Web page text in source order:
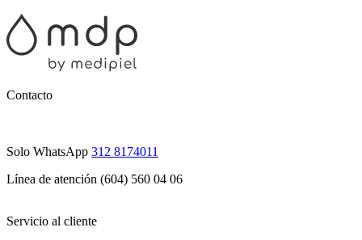
Contacto
Solo WhatsApp 312 8174011
Línea de atención (604) 560 04 06
Servicio al cliente